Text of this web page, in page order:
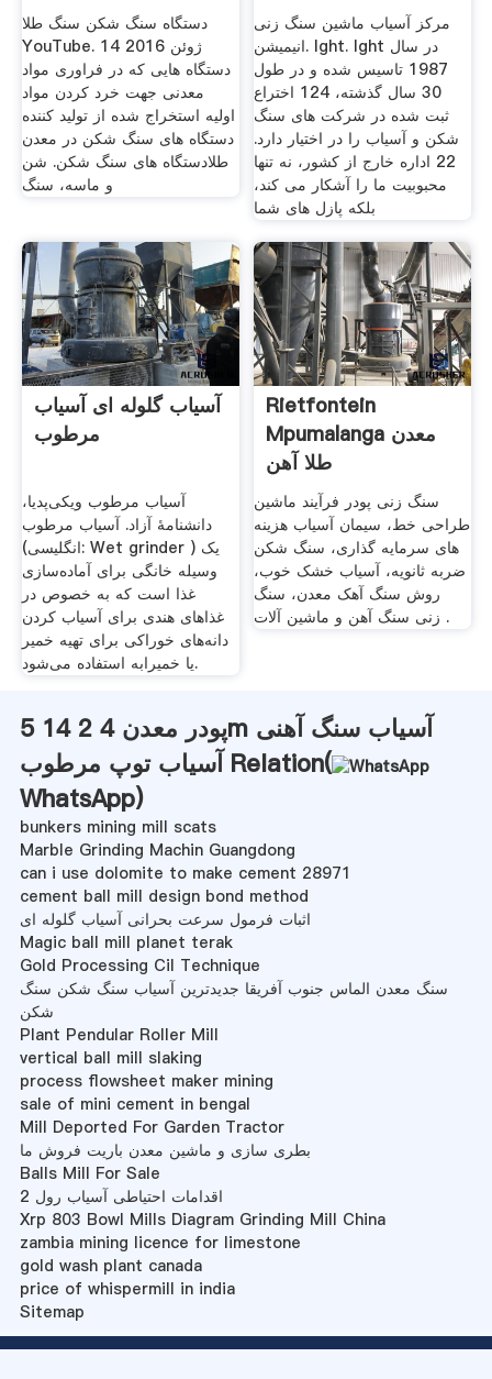
دستگاه سنگ شکن سنگ طلا
YouTube. 14 ژوئن 2016
دستگاه هایی که در فراوری مواد
معدنی جهت خرد کردن مواد
اولیه استخراج شده از تولید کننده
دستگاه های سنگ شکن در معدن
طلادستگاه های سنگ شکن. شن
و ماسه، سنگ
مرکز آسیاب ماشین سنگ زنی
انیمیشن. lght. lght در سال
1987 تاسیس شده و در طول
30 سال گذشته، 124 اختراع
ثبت شده در شركت های سنگ
شكن و آسیاب را در اختیار دارد.
22 اداره خارج از کشور، نه تنها
محبوبیت ما را آشکار می کند،
بلکه پازل های شما
آسیاب گلوله ای آسیاب
مرطوب
آسیاب مرطوب ویکی‌پدیا،
دانشنامهٔ آزاد. آسیاب مرطوب
(انگلیسی: Wet grinder ‎) یک
وسیله خانگی برای آماده‌سازی
غذا است که به خصوص در
غذاهای هندی برای آسیاب کردن
دانه‌های خوراکی برای تهیه خمیر
یا خمیرابه استفاده می‌شود.
Rietfontein
Mpumalanga معدن
طلا آهن
سنگ زنی پودر فرآیند ماشین
طراحی خط، سیمان آسیاب هزینه
های سرمایه گذاری، سنگ شکن
ضربه ثانویه، آسیاب خشک خوب،
روش سنگ آهک معدن، سنگ
زنی سنگ آهن و ماشین آلات .
پودر معدن 4 2 14 5m آسیاب سنگ آهنی
آسیاب توپ مرطوب Relation(
WhatsApp)
bunkers mining mill scats
Marble Grinding Machin Guangdong
can i use dolomite to make cement 28971
cement ball mill design bond method
اثبات فرمول سرعت بحرانی آسیاب گلوله ای
Magic ball mill planet terak
Gold Processing Cil Technique
سنگ معدن الماس جنوب آفریقا جدیدترین آسیاب سنگ شکن سنگ
شکن
Plant Pendular Roller Mill
vertical ball mill slaking
process flowsheet maker mining
sale of mini cement in bengal
Mill Deported For Garden Tractor
بطری سازی و ماشین معدن باریت فروش ما
Balls Mill For Sale
2 اقدامات احتیاطی آسیاب رول
Xrp 803 Bowl Mills Diagram Grinding Mill China
zambia mining licence for limestone
gold wash plant canada
price of whispermill in india
Sitemap